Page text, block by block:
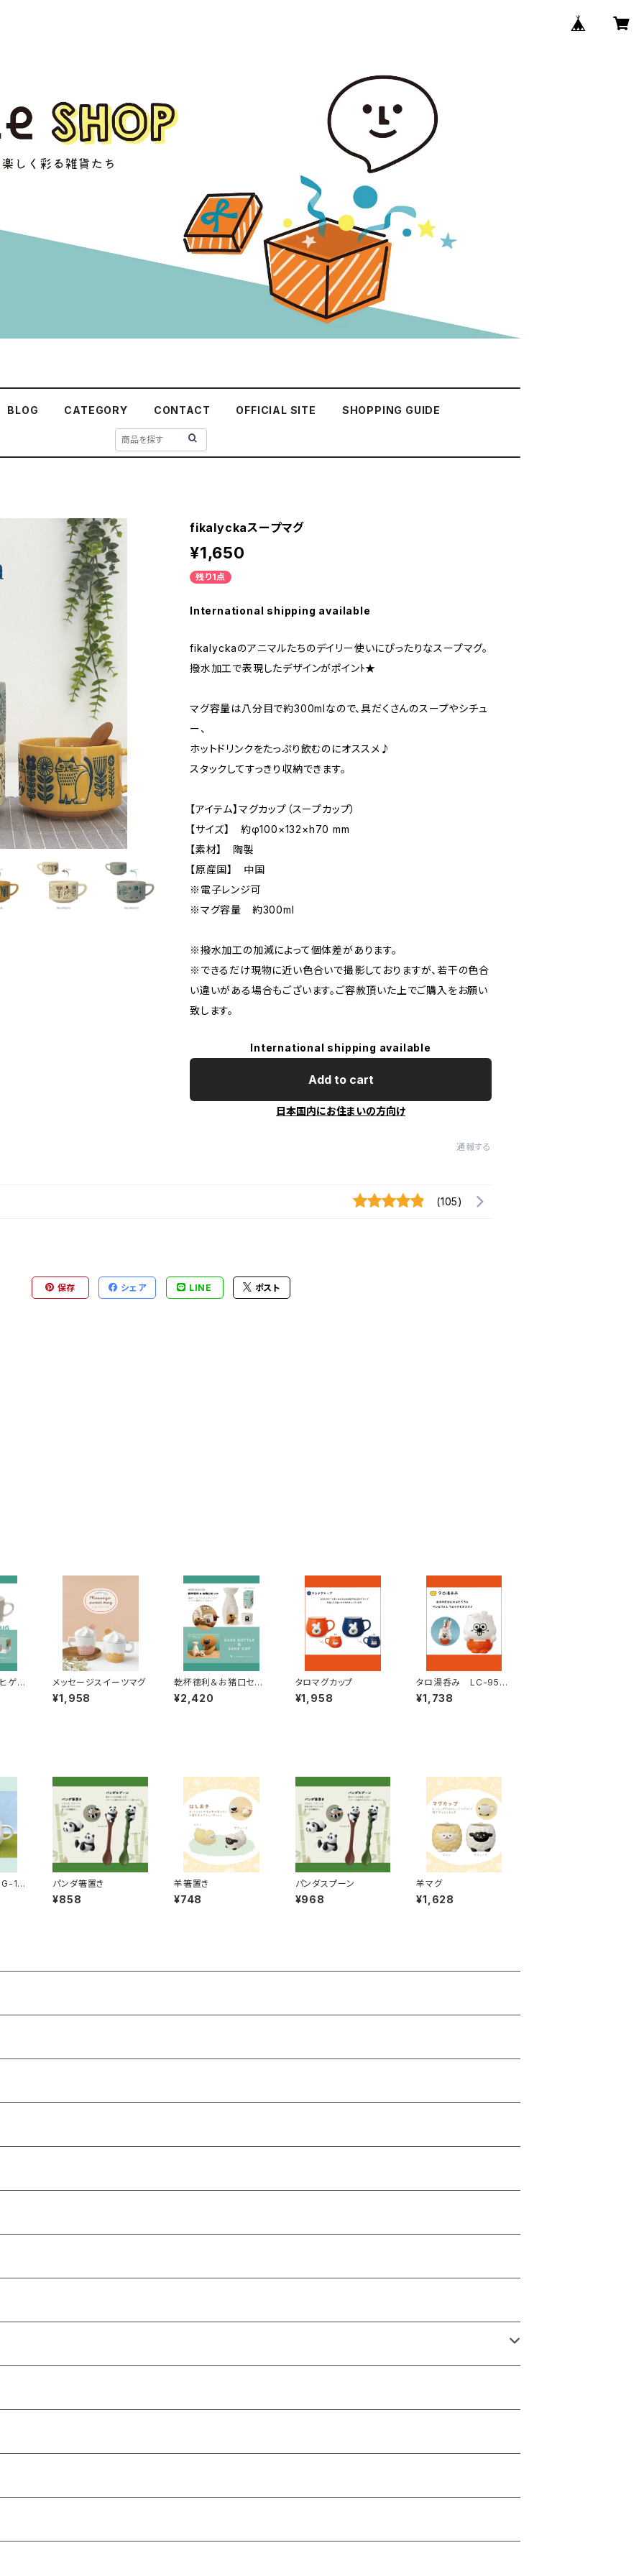
BLOG CATEGORY CONTACT OFFICIAL SITE SHOPPING GUIDE
fikalyckaスープマグ
¥1,650
残り1点
International shipping available
fikalyckaのアニマルたちのデイリー使いにぴったりなスープマグ。
撥水加工で表現したデザインがポインﾄ★
マグ容量は八分目で約300mlなので、具だくさんのスープやシチュ
ー、
ホットドリンクをたっぷり飲むのにオススメ♪
スタックしてすっきり収納できます。
【アイテム】マグカップ（スープカップ）
【サイズ】 約φ100×132×h70 mm
【素材】 陶製
【原産国】 中国
※電子レンジ可
※マグ容量 約300ml
※撥水加工の加減によって個体差があります。
※できるだけ現物に近い色合いで撮影しておりますが、若干の色合
い違いがある場合もございます。ご容赦頂いた上でご購入をお願い
致します。
International shipping available
Add to cart
日本国内にお住まいの方向け
通報する
(105)
保存 シェア LINE ポスト
ゲラ
メッセージスイーツマグ
¥1,958
乾杯徳利＆お猪口セッ
ト DHG-90067
¥2,420
タロマグカップ
¥1,958
タロ湯呑み LC-954
34
¥1,738
16 パンダ箸置き
¥858
羊箸置き
¥748
パンダスプーン
¥968
羊マグ
¥1,628